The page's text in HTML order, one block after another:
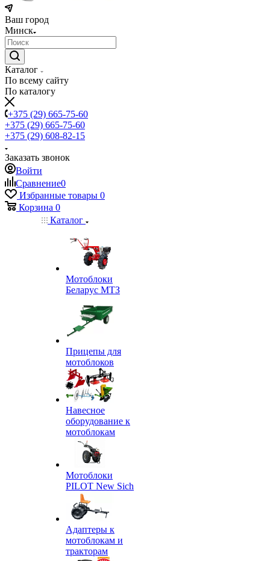
Ваш город
Минск
Каталог
По всему сайту
По каталогу
+375 (29) 665-75-60
+375 (29) 665-75-60
+375 (29) 608-82-15
Заказать звонок
Войти
Сравнение0
Избранные товары 0
Корзина 0
Каталог
Мотоблоки
Беларус МТЗ
Прицепы для
мотоблоков
Навесное
оборудование к
мотоблокам
Мотоблоки
PILOT New Sich
Адаптеры к
мотоблокам и
тракторам